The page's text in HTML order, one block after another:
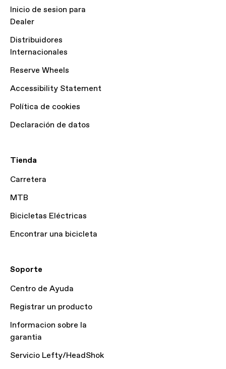
Inicio de sesion para
Dealer
Distribuidores
Internacionales
Reserve Wheels
Accessibility Statement
Política de cookies
Declaración de datos
Tienda
Carretera
MTB
Bicicletas Eléctricas
Encontrar una bicicleta
Soporte
Centro de Ayuda
Registrar un producto
Informacion sobre la
garantia
Servicio Lefty/HeadShok